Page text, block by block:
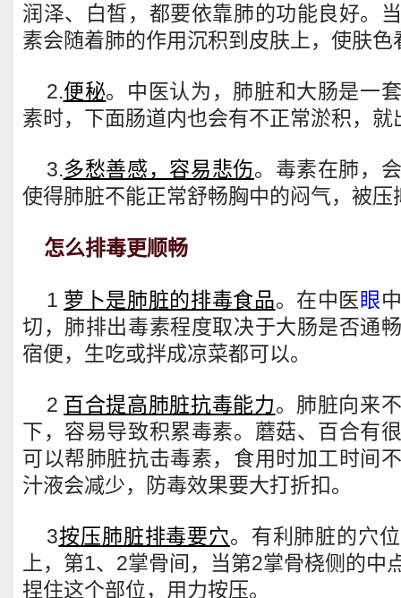
润泽、白皙，都要依靠肺的功能良好。
素会随着肺的作用沉积到皮肤上，使肤
2.便秘。中医认为，肺脏和大肠是一
素时，下面肠道内也会有不正常淤积，就
3.多愁善感，容易悲伤。毒素在肺，
使得肺脏不能正常舒畅胸中的闷气，被
怎么排毒更顺畅
1 萝卜是肺脏的排毒食品。在中医眼
切，肺排出毒素程度取决于大肠是否通
宿便，生吃或拌成凉菜都可以。
2 百合提高肺脏抗毒能力。肺脏向来
下，容易导致积累毒素。蘑菇、百合有
可以帮肺脏抗击毒素，食用时加工时间
汁液会减少，防毒效果要大打折扣。
3按压肺脏排毒要穴。有利肺脏的穴
上，第1、2掌骨间，当第2掌骨桡侧的中
捏住这个部位，用力按压。